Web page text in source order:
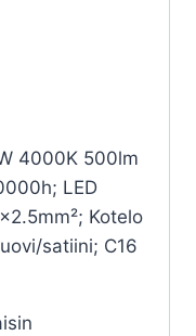
4000K 500lm
LED
Kotelo
satiini; C16